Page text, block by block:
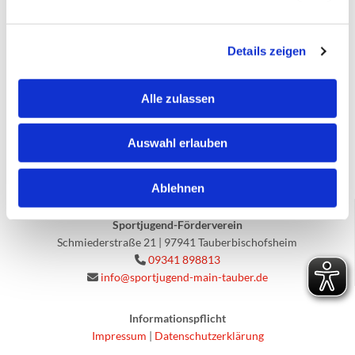
Details zeigen
Alle zulassen
Auswahl erlauben
Ablehnen
Sportjugend Tauberbischofsheim und
Sportjugend-Förderverein
Schmiederstraße 21 | 97941 Tauberbischofsheim
 09341 898813
 info@sportjugend-main-tauber.de
Informationspflicht
Impressum | Datenschutzerklärung